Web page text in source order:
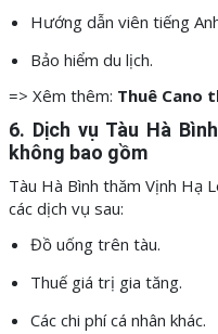
Hướng dẫn viên tiếng
Bảo hiểm du lịch.
=> Xêm thêm: Thuê Cano
6. Dịch vụ Tàu Hà
không bao gồm
Tàu Hà Bình thăm Vịnh Hạ
các dịch vụ sau:
Đồ uống trên tàu.
Thuế giá trị gia tăng.
Các chi phí cá nhân khác.